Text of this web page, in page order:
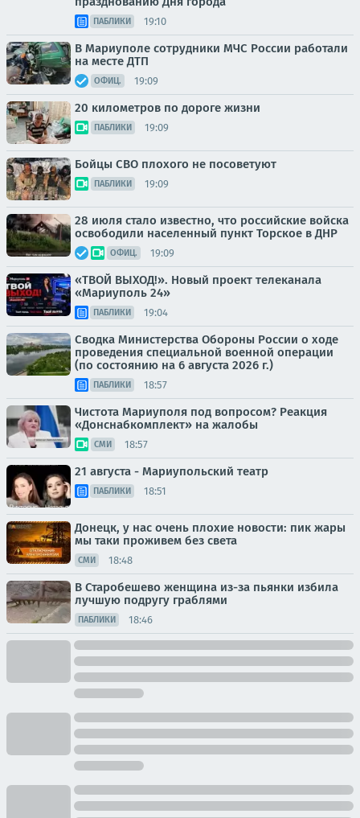
ПАБЛИКИ 19:10
В Мариуполе сотрудники МЧС России работали
на месте ДТП
ОФИЦ. 19:09
20 километров по дороге жизни
ПАБЛИКИ 19:09
Бойцы СВО плохого не посоветуют
ПАБЛИКИ 19:09
28 июля стало известно, что российские войска
освободили населенный пункт Торское в ДНР
ОФИЦ. 19:09
«ТВОЙ ВЫХОД!». Новый проект телеканала
«Мариуполь 24»
ПАБЛИКИ 19:04
Сводка Министерства Обороны России о ходе
проведения специальной военной операции
(по состоянию на 6 августа 2026 г.)
ПАБЛИКИ 18:57
Чистота Мариуполя под вопросом? Реакция
«Донснабкомплект» на жалобы
СМИ 18:57
21 августа - Мариупольский театр
ПАБЛИКИ 18:51
Донецк, у нас очень плохие новости: пик жары
мы таки проживем без света
СМИ 18:48
В Старобешево женщина из-за пьянки избила
лучшую подругу граблями
ПАБЛИКИ 18:46